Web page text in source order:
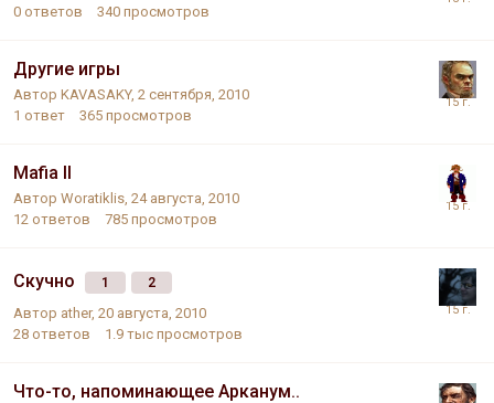
0 ответов 340 просмотров
Другие игры
Автор KAVASAKY, 2 сентября, 2010
1 ответ 365 просмотров
Mafia II
Автор Woratiklis 24 августа, 2010
12 ответов 785 просмотров
Скучно 1 2
Автор ather, 20 августа, 2010
28 ответов 1.9 тыс просмотров
Что-то, напоминающее Арканум..